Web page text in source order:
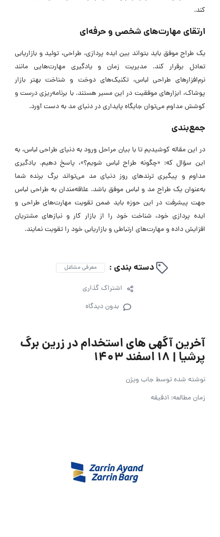
کند.
ارتقای مهارت‌های شخصی و حرفه‌ای
یک طراح موفق باید بتواند بین ایده پردازی، طراحی، تولید و بازاریابی
تعادل برقرار کند. مدیریت زمان و یادگیری مهارت‌هایی مانند
نرم‌افزارهای طراحی لباس، تکنیک‌های دوخت و شناخت بهتر بازار
پوشاک، ابزارهای موفقیت در این مسیر هستند. با برنامه‌ریزی درست و
کوشش مداوم می‌توان جایگاه پایداری در دنیای مد به دست آورد.
جمع‌بندی
در این مقاله کوشیدیم تا با بیان مراحل ورود به دنیای طراحی لباس، به
این سؤال که: «چگونه طراح لباس شویم؟»، پاسخ دهیم. یادگیری
مداوم و پیگیری ترندهای روز دنیای مد می‌تواند برگ برنده شما
به‌عنوان یک طراح مد و لباس موفق باشد. علاقه‌مندان به طراحی لباس
جهت پیشرفت در این حوزه باید ضمن تقویت مهارت‌های طراحی و
ایده پردازی خود، شناخت خود را از بازار کار و نیازهای مشتریان
افزایش داده و مهارت‌های ارتباطی و بازاریابی خود را تقویت نمایند.
دسته بندی : معرفی مشاغل
اشتراک گذاری
بدون دیدگاه
آخرین آگهی های استخدام در زرین برگ
پرشیا | ۱۸ اسفند ۱۴۰۳
نوشته شده توسطجاب ویژن
زمان مطالعه: 1دقیقه